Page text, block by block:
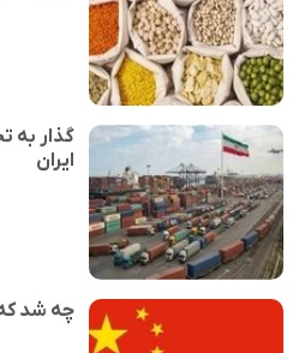
گذار به
ایران
چه شد